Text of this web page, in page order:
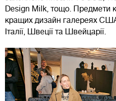
Design Milk, тощо. Предмети
кращих дизайн галереях
Італії, Швеції та Швейцарії.